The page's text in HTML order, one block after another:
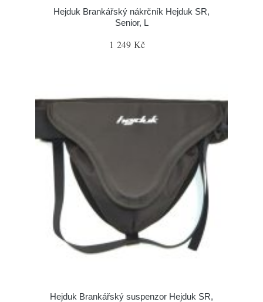
Hejduk Brankářský nákrčník Hejduk SR,
Senior, L
1 249 Kč
Hejduk Brankářský suspenzor Hejduk SR,